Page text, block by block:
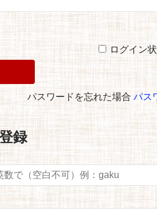
ログイン
パスワードを忘れた場合 パス
録